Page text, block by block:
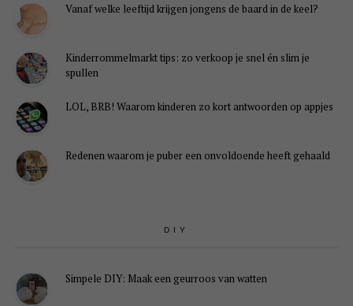
Vanaf welke leeftijd krijgen jongens de baard in de keel?
Kinderrommelmarkt tips: zo verkoop je snel én slim je
spullen
LOL, BRB! Waarom kinderen zo kort antwoorden op appjes
Redenen waarom je puber een onvoldoende heeft gehaald
DIY
Simpele DIY: Maak een geurroos van watten